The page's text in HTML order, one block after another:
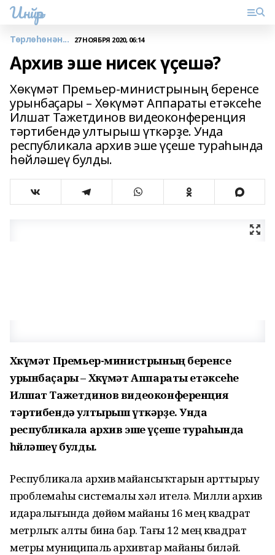
Инйәр
Төрлөһөнән... 27 НОЯБРЯ 2020, 06:14
Архив эше нисек үҫешә?
Хөкүмәт Премьер-министрының беренсе
урынбаҫары – Хөкүмәт Аппараты етәксеһе
Илшат Тажетдинов видеоконференция
тәртибендә ултырыш үткәрҙе. Унда
республикала архив эше үҫеше тураһында
һөйләшеү булды.
Хөкүмәт Премьер-министрының беренсе
урынбаҫары – Хөкүмәт Аппараты етәксеһе
Илшат Тажетдинов видеоконференция
тәртибендә ултырыш үткәрҙе. Унда
республикала архив эше үҫеше тураһында
һөйләшеү булды.
Республикала архив майҙансыҡтарын арттырыу
проблемаһы системалы хәл ителә. Милли архив
идаралығында дөйөм майҙаны 16 мең квадрат
метрлыҡ алты бина бар. Тағы 12 мең квадрат
метрҙы муниципаль архивтар майҙаны биләй.